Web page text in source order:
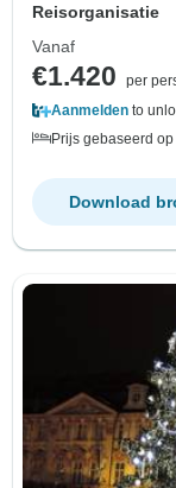
Reisorganisatie
Vanaf
€1.420
per
Aanmelden to
Prijs gebaseerd
Download